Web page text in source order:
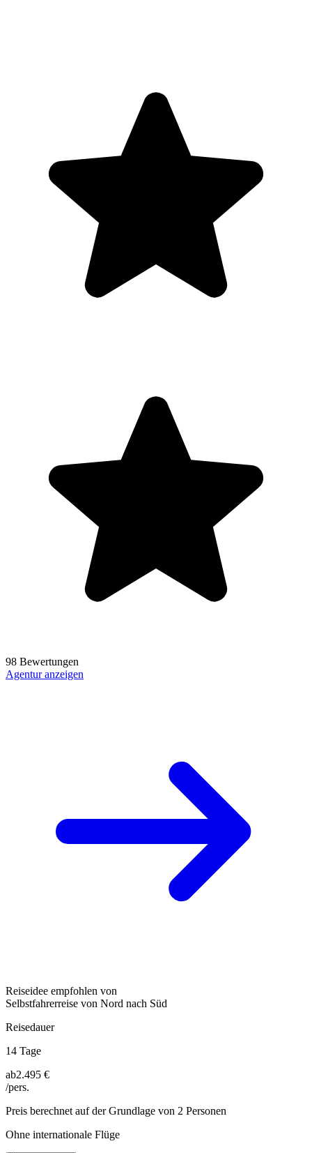
98 Bewertungen
Agentur anzeigen
Reiseidee empfohlen von
Selbstfahrerreise von Nord nach Süd
Reisedauer
14 Tage
ab2.495 €
/pers.
Preis berechnet auf der Grundlage von 2 Personen
Ohne internationale Flüge